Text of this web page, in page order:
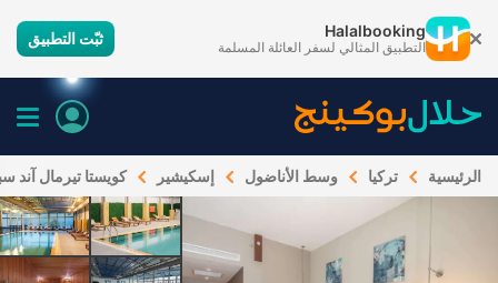
Halalbooking
التطبيق المثالي لسفر العائلة المسلمة ثبّت التطبيق
الرئيسية تركيا وسط الأناضول إسكيشير كويستا تيرمال آند